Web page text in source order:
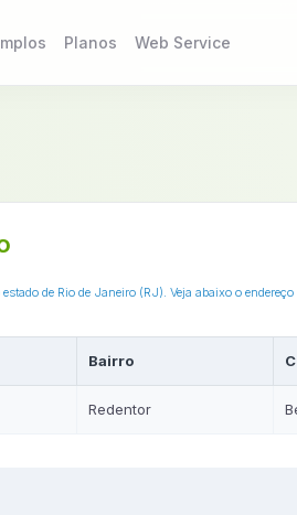
Planos Web Service
estado de Rio de Janeiro (RJ). Veja abaixo o
Bairro
Redentor